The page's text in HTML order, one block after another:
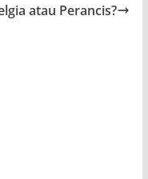
atau Perancis?